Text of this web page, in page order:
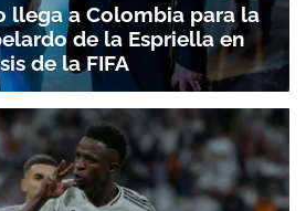
llega a Colombia para la
de la Espriella en
de la FIFA